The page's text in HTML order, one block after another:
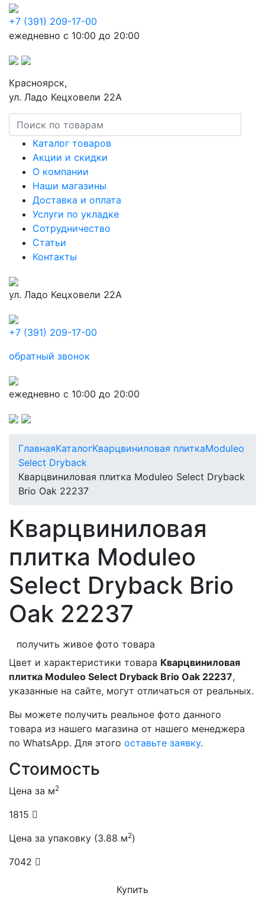
+7 (391) 209-17-00
ежедневно с 10:00 до 20:00
Красноярск,
ул. Ладо Кецховели 22А
Каталог товаров
Акции и скидки
О компании
Наши магазины
Доставка и оплата
Услуги по укладке
Сотрудничество
Статьи
Контакты
ул. Ладо Кецховели 22А
+7 (391) 209-17-00
обратный звонок
ежедневно с 10:00 до 20:00
ГлавнаяКаталогКварцвиниловая плиткаModuleo
Select Dryback
Кварцвиниловая плитка Moduleo Select Dryback
Brio Oak 22237
Кварцвиниловая
плитка Moduleo
Select Dryback Brio
Oak 22237
получить живое фото товара
Цвет и характеристики товара Кварцвиниловая
плитка Moduleo Select Dryback Brio Oak 22237,
указанные на сайте, могут отличаться от реальных.
Вы можете получить реальное фото данного
товара из нашего магазина от нашего менеджера
по WhatsApp. Для этого оставьте заявку.
Стоимость
Цена за м2
1815
Цена за упаковку (3.88 м2)
7042
Купить